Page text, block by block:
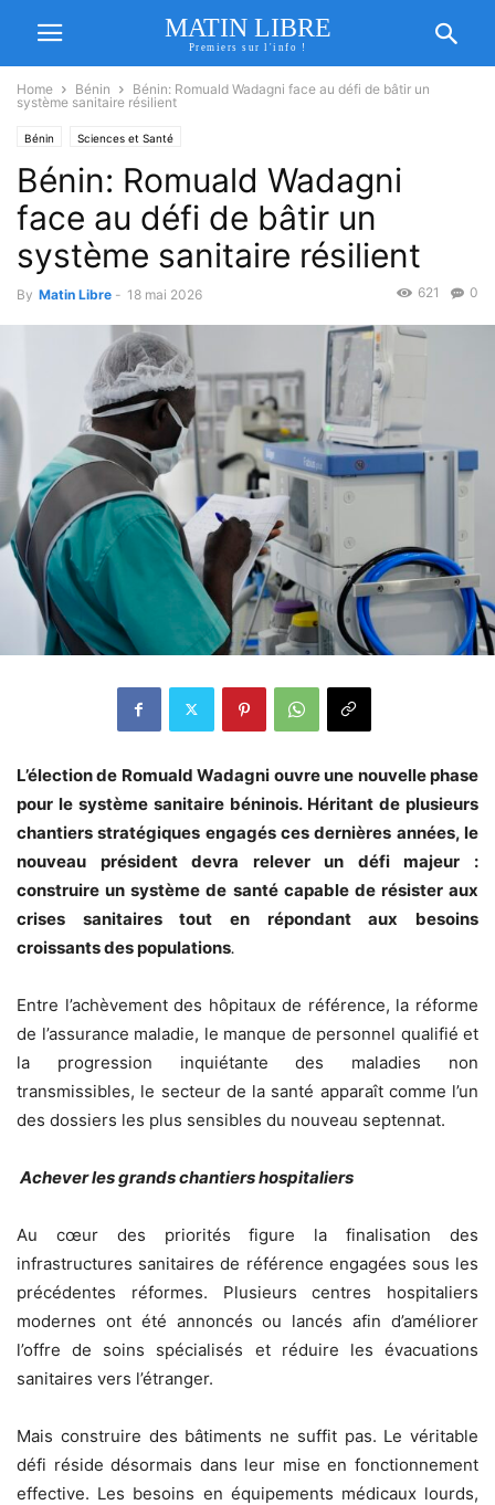
MATIN LIBRE
Premiers sur l'info !
Home Bénin
Bénin: Romuald Wadagni face au défi de bâtir un
système sanitaire résilient
Bénin Sciences et Santé
Bénin: Romuald Wadagni
face au défi de bâtir un
système sanitaire résilient
By Matin Libre - 18 mai 2026 0
621
L’élection de Romuald Wadagni ouvre une nouvelle phase
pour le système sanitaire béninois. Héritant de plusieurs
chantiers stratégiques engagés ces dernières années, le
nouveau président devra relever un défi majeur :
construire un système de santé capable de résister aux
crises sanitaires tout en répondant aux besoins
croissants des populations.
Entre l’achèvement des hôpitaux de référence, la réforme
de l’assurance maladie, le manque de personnel qualifié et
la progression inquiétante des maladies non
transmissibles, le secteur de la santé apparaît comme l’un
des dossiers les plus sensibles du nouveau septennat.
Achever les grands chantiers hospitaliers
Au cœur des priorités figure la finalisation des
infrastructures sanitaires de référence engagées sous les
précédentes réformes. Plusieurs centres hospitaliers
modernes ont été annoncés ou lancés afin d’améliorer
l’offre de soins spécialisés et réduire les évacuations
sanitaires vers l’étranger.
Mais construire des bâtiments ne suffit pas. Le véritable
défi réside désormais dans leur mise en fonctionnement
effective. Les besoins en équipements médicaux lourds,